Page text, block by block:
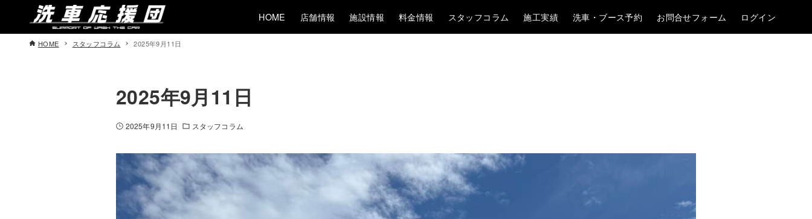
HOME 店舗情報 施設情報 料金情報 スタッフコラム 施工実績 洗車・ブース予約 お問合せフォーム ログイン
HOME スタッフコラム 2025年9月11日
2025年9月11日
2025年9月11日 スタッフコラム